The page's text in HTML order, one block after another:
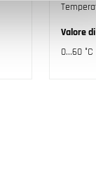
Valore
0...60 °C